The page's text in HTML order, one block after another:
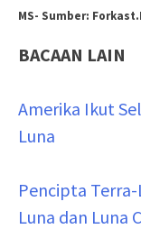
MS- Sumber:
BACAAN LAIN
Amerika Ikut
Luna
Pencipta
Luna dan Luna